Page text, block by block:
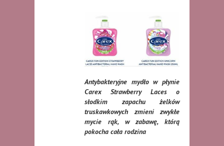
Antybakteryjne mydło w płynie
Carex Strawberry Laces o
słodkim zapachu żelków
truskawkowych zmieni zwykłe
mycie rąk, w zabawę, którą
pokocha cała rodzina